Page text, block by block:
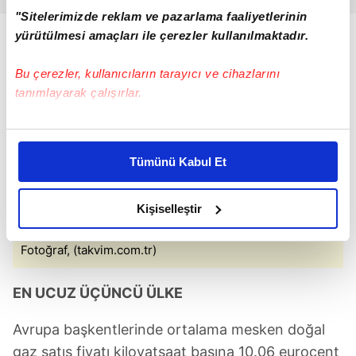
"Sitelerimizde reklam ve pazarlama faaliyetlerinin
yürütülmesi amaçları ile çerezler kullanılmaktadır.
Bu çerezler, kullanıcıların tarayıcı ve cihazlarını
tanımlayarak çalışırlar.
Bu çerezlere izin vermeniz halinde sizlere özel
daha iyi reklam deneyimi yaşatabiliriz. Bunu yaparken
amacımızın size daha iyi bir reklam deneyimi sunmak
olduğunu ve sizlere en iyi içerikleri sunabilmek adına
elimizden gelen çabayı gösterdiğimizi ve bu noktada,
reklamların maliyetlerimizi karşılamak noktasında tek gelir
Her halükârda, kullanıcılar, bu çerezlere izin vermedikleri
takdirde, kullanıcılara hedefli reklamlar
gösterilmeyecektir."
Tümünü Kabul Et
Kişiselleştir
Fotoğraf, (takvim.com.tr)
EN UCUZ ÜÇÜNCÜ ÜLKE
Avrupa başkentlerinde ortalama mesken doğal
gaz satış fiyatı kilovatsaat başına 10.06 eurocent